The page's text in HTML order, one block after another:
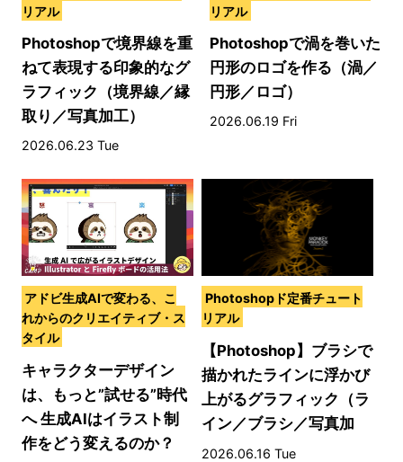
リアル
Photoshopで境界線を重
ねて表現する印象的なグ
ラフィック（境界線／縁
取り／写真加工）
2026.06.23 Tue
リアル
Photoshopで渦を巻いた
円形のロゴを作る（渦／
円形／ロゴ）
2026.06.19 Fri
アドビ生成AIで変わる、こ
れからのクリエイティブ・ス
タイル
キャラクターデザイン
は、もっと”試せる”時代
へ 生成AIはイラスト制
作をどう変えるのか？
Photoshopド定番チュート
リアル
【Photoshop】ブラシで
描かれたラインに浮かび
上がるグラフィック（ラ
イン／ブラシ／写真加
工）
2026.06.16 Tue